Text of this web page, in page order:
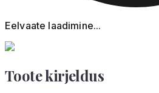
Eelvaate laadimine...
Toote kirjeldus